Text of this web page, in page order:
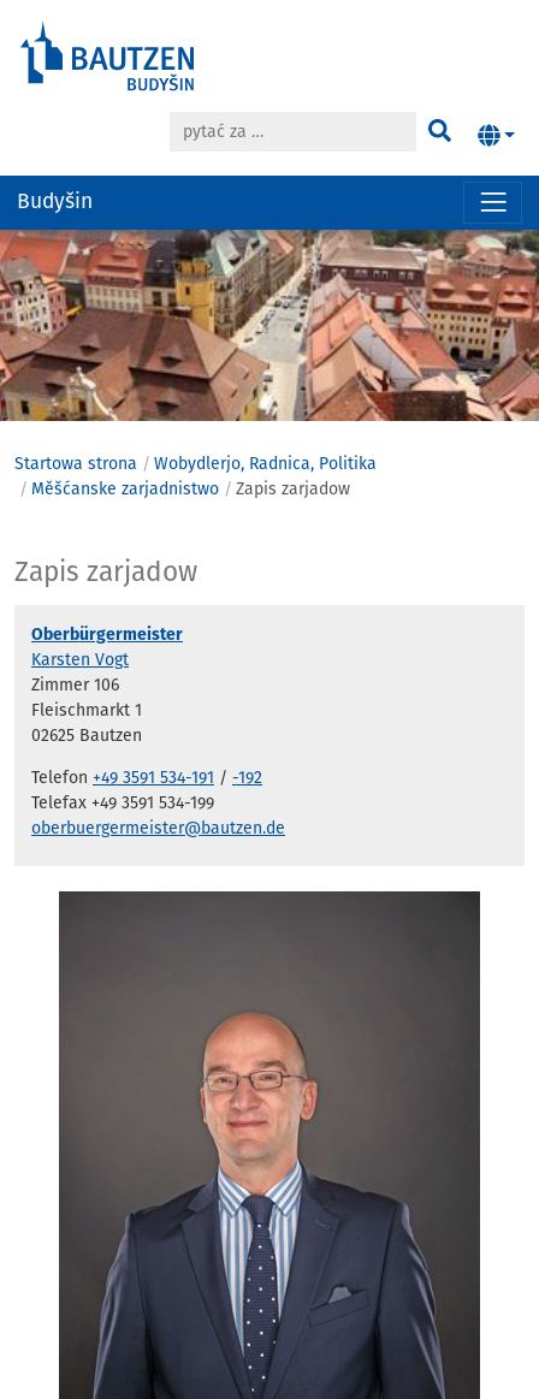
Hauptregion
der
Seite
anspringen
pytać za … Pytać
Budyšin
Startowa strona
Wobydlerjo, Radnica, Politika
Měšćanske zarjadnistwo
Zapis zarjadow
Zapis zarjadow
Zapis zarjadow
Oberbürgermeister
Karsten Vogt
Zimmer 106
Fleischmarkt 1
02625 Bautzen
Telefon +49 3591 534-191 / -192
Telefax +49 3591 534-199
oberbuergermeister@bautzen.de